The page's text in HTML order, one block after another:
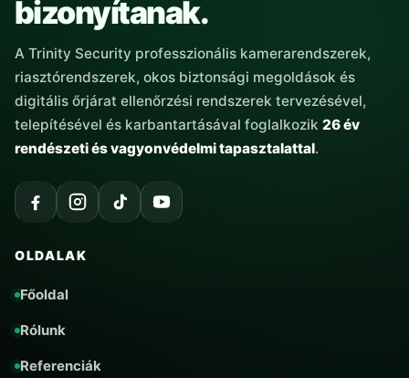
bizonyítanak.
A Trinity Security professzionális kamerarendszerek,
riasztórendszerek, okos biztonsági megoldások és
digitális őrjárat ellenőrzési rendszerek tervezésével,
telepítésével és karbantartásával foglalkozik 26 év
rendészeti és vagyonvédelmi tapasztalattal.
OLDALAK
Főoldal
Rólunk
Referenciák